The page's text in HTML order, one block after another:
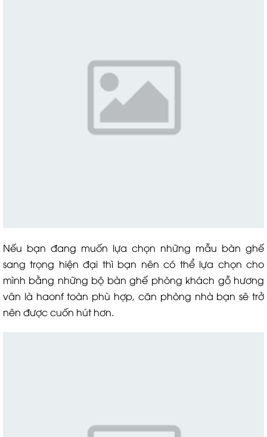
Nếu bạn đang muốn lựa chọn những mẫu bàn ghế
sang trọng hiện đại thì bạn nên có thể lựa chọn cho
mình bằng những bộ bàn ghế phòng khách gỗ hương
vân là haonf toàn phù hợp, căn phòng nhà bạn sẽ trở
nên được cuốn hút hơn.